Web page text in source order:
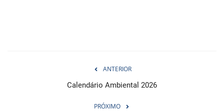
ANTERIOR
Calendário Ambiental 2026
PRÓXIMO